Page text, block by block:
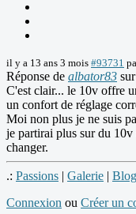
il y a 13 ans 3 mois #93731
Réponse de albator83
C'est clair... le 10v offre
un confort de réglage
Moi non plus je ne suis
je partirai plus sur du
changer.
.: Passions | Galerie | Blog
Connexion ou Créer un